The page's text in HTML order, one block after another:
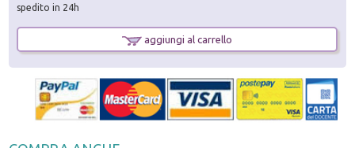
spedito in 24h
aggiungi al carrello